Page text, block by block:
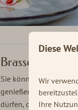
Brasserie Soof
Sie können bei Soof
genießen. Wir würden
dürfen, damit Sie es
Diese
Wir
Ihre